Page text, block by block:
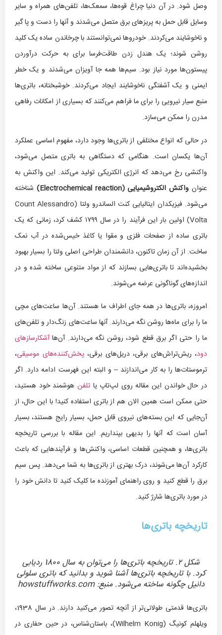
وصل شود. در آن دنیا چراغ قوه‌ها، سمعک‌ها، تلفن‌های همراه و سایر
وسایل قابل حمل به پریزهای برق متصل می‌شدند و آنها را دست و پا گیر
و ناخوشایند می‌کردند. خودروها نمی‌توانستند با چرخاندن ساده یک کلید
روشن شوند؛ یک هندل زدن طاقت‌فرسا برای به حرکت درآوردن
پیستون‌ها مورد نیاز بود. سیم‌ها همه جا آویزان می‌شدند و یک خطر
ایمنی و یک آشفتگی ناخوشایند ایجاد می‌کردند. خوشبختانه، باتری‌ها
منبع سیار نیرویی را برای ما فراهم می‌کنند که بسیاری از امکانات رفاهی
مدرن را ممکن می‌سازد.
در حالی که انواع مختلفی از باتری‌ها وجود دارد، مفهوم اساسی عملکرد
آن‌ها یکسان است. هنگامی که دستگاهی به باتری متصل می‌شود،
واکنشی رخ می‌دهد که انرژی الکتریکی تولید می‌کند. این واکنش به
عنوان واکنش الکتروشیمیایی (Electrochemical reaction
) شناخته
می‌شود. فیزیکدان ایتالیایی کنت الساندرو ولتا (Count Alessandro
Volta) اولین بار این فرآیند را در سال ۱۷۹۹ کشف کرد، زمانی که یک
باتری ساده از صفحات فلزی و مقوا یا کاغذ خیس‌شده در آب نمک
ساخت. از آن زمان تاکنون، دانشمندان طراحی اصلی ولتا را بسیار بهبود
بخشیده‌اند تا باتری‌هایی بسازند که از مواد متنوعی ساخته شده و در
اندازه‌های گوناگونی عرضه می‌شوند.
امروزه، باتری‌ها در همه جای اطراف ما هستند. آن‌ها ساعت‌های مچی
ما را برای ماه‌ها روشن نگه می‌دارند. آنها ساعت‌های زنگ‌دار و تلفن‌های
ما را حتی اگر برق قطع شود، روشن نگه می‌دارند. آن‌هاآشکارسازهای
دود، ریش‌تراش‌های برقی، دریل‌های برقی،پخش‌کننده‌های موسیقی،
ترموستات‌ها را به کار می‌اندازند – و البته این فهرست ادامه دارد. اگر
در حال خواندن این مقاله روی لپ‌تاپ یاتلفن هوشمند خود هستید،
حتی ممکن است همین الان هم از باتری استفاده کنید! با این حال، از
آن‌جایی که این بسته‌های نیروی قابل حمل، بسیار رایج هستند، بسیار
آسان است که آنها را بدیهی بپنداریم. این مقاله با بررسی تاریخچه
باتری‌ها، و همچنین قطعات اساسی، واکنش‌ها و فرآیندهایی که باعث
کارکرد آن‌ها می‌شوند، درک بهتری از باتری‌ها به شما می‌دهد. پس سیم
برق را قطع کنید و روی راهنمای آموزنده ما کلیک کنید تا دانش خود را
در مورد باتری‌ها شارژ کنید.
تاریخچه باتری‌ها
شکل ۲. تاریخچه باتری‌ها را می‌توان به سال 1800 ردیابی
کرد. با تاریخچه باتری‌ها آشنا شوید و بدانید که باتری سلولی
دانیل چگونه ساخته می‌شود. منبع: howstuffworks.com
باتری‌ها قدمتی طولانی‌تر از آنچه تصور می‌کنید دارند. در سال 1938،
ویلهلم کونیگ (Wilhelm Konig)، باستان‌شناس، در حین حفاری در